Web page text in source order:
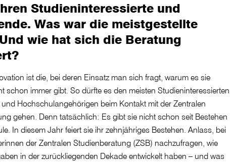
Studieninteressierte und
Was war die meistgestellte
wie hat sich die Beratung
ist die, bei deren Einsatz man sich fragt, warum es sie
schon immer gibt. So dürfte es den meisten Studieninteressierten,
Hochschulangehörigen beim Kontakt mit der Zentralen
gehen. Denn tatsächlich: Es gibt sie nicht schon seit Bestehen
In diesem Jahr feiert sie ihr zehnjähriges Bestehen. Anlass, bei
der Zentralen Studienberatung (ZSB) nachzufragen, wie
in der zurückliegenden Dekade entwickelt haben – und was